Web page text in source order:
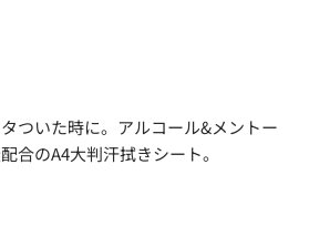
ついた時に。アルコール&メントー
合のA4大判汗拭きシート。